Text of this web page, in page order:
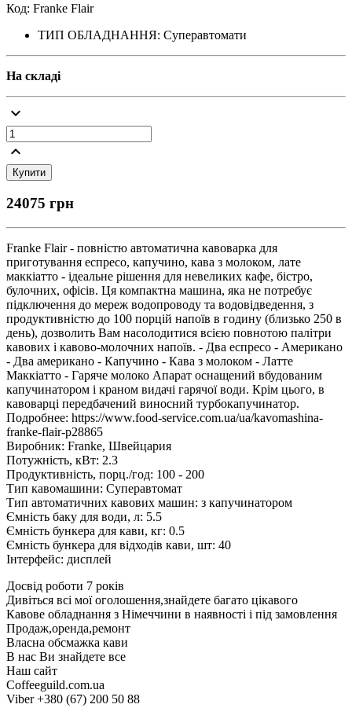
Код: Franke Flair
ТИП ОБЛАДНАННЯ: Суперавтомати
На складі
keyboard_arrow_down
keyboard_arrow_up
24075 грн
Franke Flair - повністю автоматична кавоварка для
приготування еспресо, капучино, кава з молоком, лате
маккіатто - ідеальне рішення для невеликих кафе, бістро,
булочних, офісів. Ця компактна машина, яка не потребує
підключення до мереж водопроводу та водовідведення, з
продуктивністю до 100 порцій напоїв в годину (близько 250 в
день), дозволить Вам насолодитися всією повнотою палітри
кавових і кавово-молочних напоїв. - Два еспресо - Американо
- Два американо - Капучино - Кава з молоком - Латте
Маккіатто - Гаряче молоко Апарат оснащений вбудованим
капучинатором і краном видачі гарячої води. Крім цього, в
кавоварці передбачений виносний турбокапучинатор.
Подробнее: https://www.food-service.com.ua/ua/kavomashina-
franke-flair-p28865
Виробник: Franke, Швейцария
Потужність, кВт: 2.3
Продуктивність, порц./год: 100 - 200
Тип кавомашини: Суперавтомат
Тип автоматичних кавових машин: з капучинатором
Ємність баку для води, л: 5.5
Ємність бункера для кави, кг: 0.5
Ємність бункера для відходів кави, шт: 40
Інтерфейс: дисплей
Досвід роботи 7 років
Дивіться всі мої оголошення,знайдете багато цікавого
Кавове обладнання з Німеччини в наявності і під замовлення
Продаж,оренда,ремонт
Власна обсмажка кави
В нас Ви знайдете все
Наш сайт
Coffeeguild.com.ua
Viber +380 (67) 200 50 88